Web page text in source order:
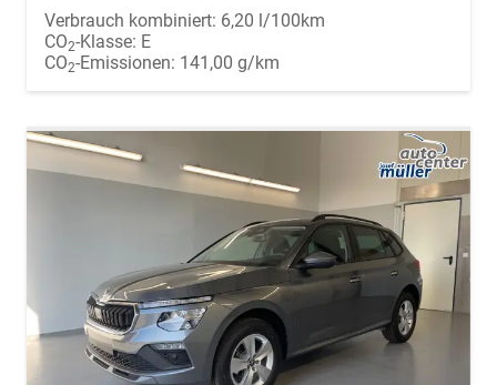
Verbrauch kombiniert: 6,20 l/100km
CO2-Klasse: E
CO2-Emissionen: 141,00 g/km